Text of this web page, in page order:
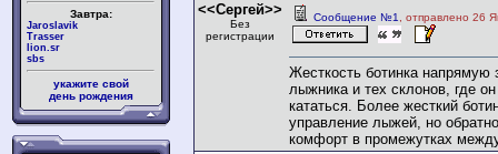
Завтра:
Jaroslavik
Trasser
lion.sr
sbs
укажите свой
день рождения
<<Сергей>>
Без
регистрации
Сообщение №1 , отправлено 26
Жесткость ботинка напрямую
лыжника и тех склонов, где
кататься. Более жесткий
управление лыжей, но
комфорт в промежутках